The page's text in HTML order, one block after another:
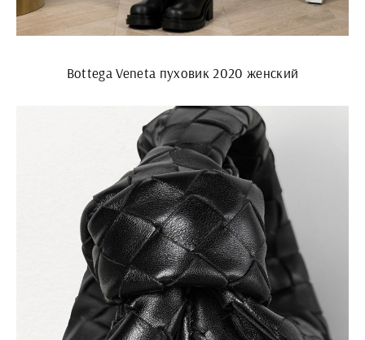
Bottega Veneta пуховик 2020 женский